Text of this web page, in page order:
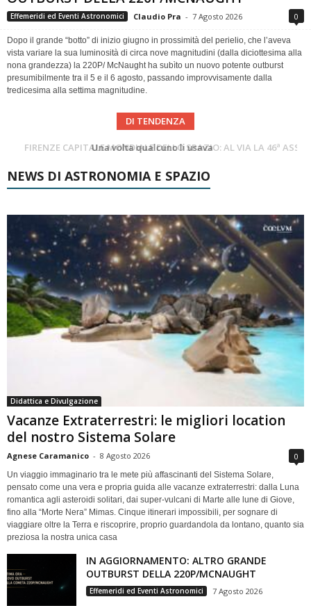
Effemeridi ed Eventi Astronomici Claudio Pra - 7 Agosto 2026 0
Dopo il grande “botto” di inizio giugno in prossimità del perielio, che l’aveva
vista variare la sua luminosità di circa nove magnitudini (dalla diciottesima alla
nona grandezza) la 220P/ McNaught ha subìto un nuovo potente outburst
presumibilmente tra il 5 e il 6 agosto, passando improvvisamente dalla
tredicesima alla settima magnitudine.
DI TENDENZA
FIRENZE CAPITALE MONDIALE DELLO SPAZIO: AL VIA LA 46ª ASSEMBLEA SCIENTIFICA DEL COSPAR
Cielo del Mese di Agosto 2026
NEWS DI ASTRONOMIA E SPAZIO
Didattica e Divulgazione
Vacanze Extraterrestri: le migliori location
del nostro Sistema Solare
Agnese Caramanico - 8 Agosto 2026 0
Un viaggio immaginario tra le mete più affascinanti del Sistema Solare,
pensato come una vera e propria guida alle vacanze extraterrestri: dalla Luna
romantica agli asteroidi solitari, dai super-vulcani di Marte alle lune di Giove,
fino alla “Morte Nera” Mimas. Cinque itinerari impossibili, per sognare di
viaggiare oltre la Terra e riscoprire, proprio guardandola da lontano, quanto sia
preziosa la nostra unica casa
IN AGGIORNAMENTO: ALTRO GRANDE
OUTBURST DELLA 220P/MCNAUGHT
Effemeridi ed Eventi Astronomici 7 Agosto 2026